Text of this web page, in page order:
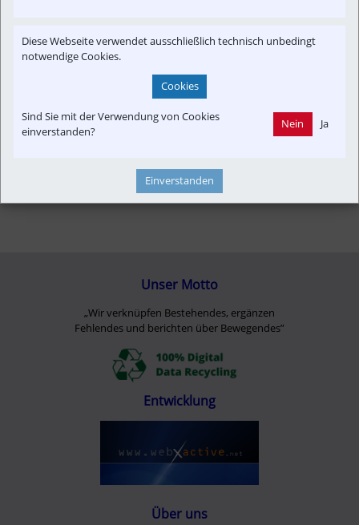
Strecken-Portrait
Time-Event
Unser Motto
„Wir verknüpfen Bestehendes, ergänzen
Fehlendes und berichten über Bewegendes”
Entwicklung
Über uns
Diese Webseite verwendet ausschließlich technisch unbedingt
notwendige Cookies.
Cookies
Sind Sie mit der Verwendung von Cookies
einverstanden?
Nein Ja
Einverstanden